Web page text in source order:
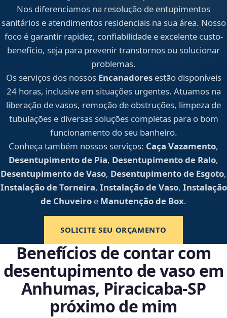
Nos diferenciamos na resolução de entupimentos
sanitários e atendimentos residenciais na sua área. Nosso
foco é garantir rapidez, confiabilidade e excelente custo-
benefício, seja para prevenir transtornos ou solucionar
problemas.
Os serviços dos nossos Encanadoresestão disponíveis
24 horas, inclusive em situações urgentes. Atuamos na
liberação de vasos, remoção de obstruções, limpeza de
tubulações e diversas soluções completas para o bom
funcionamento do seu banheiro.
Conheça também nossos serviços: Caça Vazamento,
Desentupimento de Pia, Desentupimento de Ralo,
Desentupimento de Vaso, Desentupimento de Esgoto,
Instalação de Torneira, Instalação de Vaso, Instalação
de Chuveiro e Manutenção de Box.
SOLICITE SEU ORÇAMENTO
Benefícios de contar com
desentupimento de vaso em
Anhumas, Piracicaba‑SP
próximo de mim